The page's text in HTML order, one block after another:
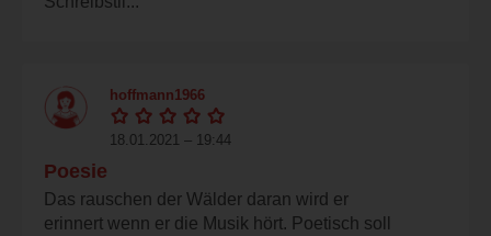
hoffmann1966
18.01.2021 – 19:44
Poesie
Das rauschen der Wälder daran wird er
erinnert wenn er die Musik hört. Poetisch soll